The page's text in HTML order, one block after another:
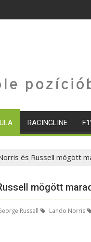
RACINGLINE
és Russell mögött
mögött
Russell Lando Norris